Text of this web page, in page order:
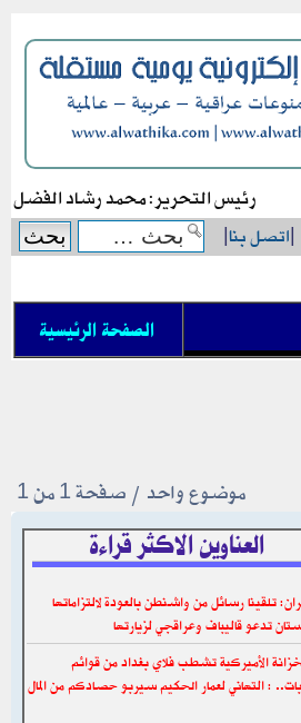
رئيس التحرير: محمد رشاد الفضل
|اتصل بنا|
الصفحة الرئيسية
موضوع واحد • صفحة1من1
العناوين الاكثر قراءة
تلقينا رسائل من واشنطن بالعودة لالتزاماتها
تدعو قاليباف وعراقجي لزيارتها
الأميركية تشطب فلاي بغداد من قوائم
: التهاني لعمار الحكيم سيربو حصادكم من المال